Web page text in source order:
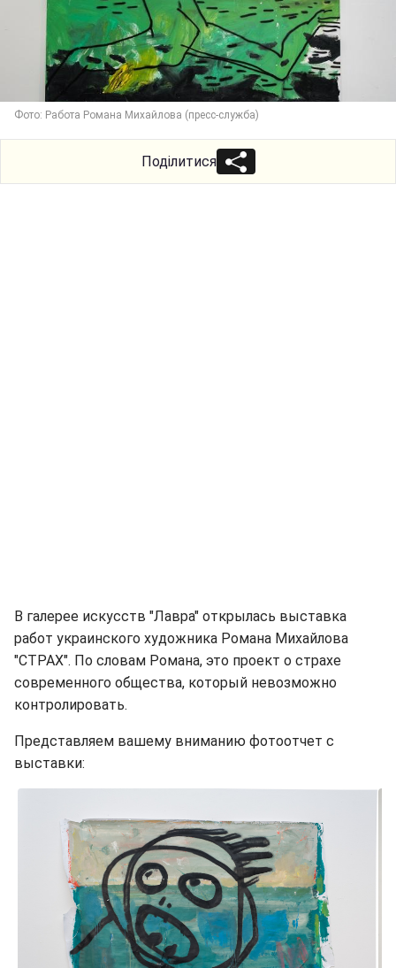
Фото: Работа Романа Михайлова (пресс-служба)
Поділитися
В галерее искусств "Лавра" открылась выставка
работ украинского художника Романа Михайлова
"СТРАХ". По словам Романа, это проект о страхе
современного общества, который невозможно
контролировать.
Представляем вашему вниманию фотоотчет с
выставки: